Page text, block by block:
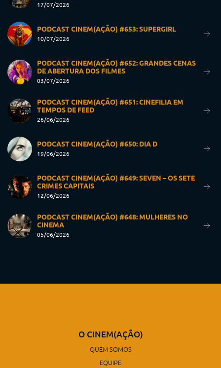
17/07/2026
PODCAST CINEM(AÇÃO) #653: SUPERGIRL
10/07/2026
PODCAST CINEM(AÇÃO) #652: GRANDES CENAS
DE ABERTURA DOS FILMES
03/07/2026
PODCAST CINEM(AÇÃO) #651: CINEFILIA EM
TEMPOS DE FEED
26/06/2026
PODCAST CINEM(AÇÃO) #650: DIA D
19/06/2026
PODCAST CINEM(AÇÃO) #649: SEVEN – OS SETE
CRIMES CAPITAIS
12/06/2026
PODCAST CINEM(AÇÃO) #648: MULHERES NO
CINEMA
05/06/2026
O CINEM(AÇÃO)
QUEM SOMOS
EQUIPE